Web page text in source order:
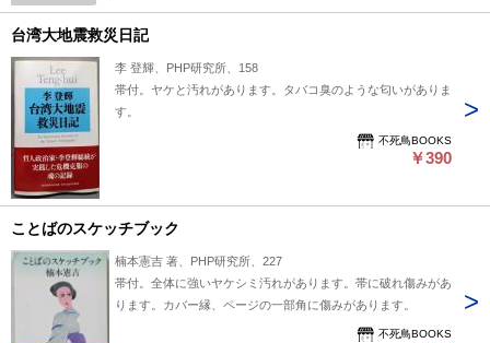
台湾大地震救災日記
李 登輝、PHP研究所、158
帯付。ヤケと汚れがあります。タバコ臭のような匂いがありま
す。
不死鳥BOOKS
￥390
ことばのスケッチブック
楠本憲吉 著、PHP研究所、227
帯付。全体に強いヤケシミ汚れがあります。帯に破れ傷みがあ
ります。カバー縁、ページの一部角に傷みがあります。
不死鳥BOOKS